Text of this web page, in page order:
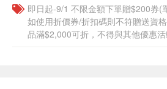
即日起-9/1 不限金額下單贈$200券(
如使用折價券/折扣碼則不符贈送資
品滿$2,000可折，不得與其他優惠